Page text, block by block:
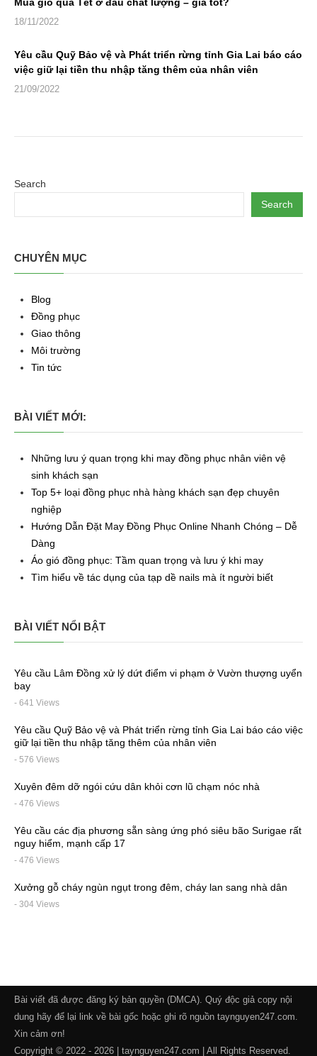
18/11/2022
Yêu cầu Quỹ Bảo vệ và Phát triển rừng tỉnh Gia Lai báo cáo
việc giữ lại tiền thu nhập tăng thêm của nhân viên
21/09/2022
Search
Search
CHUYÊN MỤC
Blog
Đồng phục
Giao thông
Môi trường
Tin tức
BÀI VIẾT MỚI:
Những lưu ý quan trọng khi may đồng phục nhân viên vệ
sinh khách sạn
Top 5+ loại đồng phục nhà hàng khách sạn đẹp chuyên
nghiệp
Hướng Dẫn Đặt May Đồng Phục Online Nhanh Chóng – Dễ
Dàng
Áo gió đồng phục: Tầm quan trọng và lưu ý khi may
Tìm hiểu về tác dụng của tạp dề nails mà ít người biết
BÀI VIẾT NỔI BẬT
Yêu cầu Lâm Đồng xử lý dứt điểm vi phạm ở Vườn thượng uyển
bay
- 641 Views
Yêu cầu Quỹ Bảo vệ và Phát triển rừng tỉnh Gia Lai báo cáo việc
giữ lại tiền thu nhập tăng thêm của nhân viên
- 576 Views
Xuyên đêm dỡ ngói cứu dân khỏi cơn lũ chạm nóc nhà
- 476 Views
Yêu cầu các địa phương sẵn sàng ứng phó siêu bão Surigae rất
nguy hiểm, mạnh cấp 17
- 476 Views
Xưởng gỗ cháy ngùn ngụt trong đêm, cháy lan sang nhà dân
- 304 Views
Bài viết đã được đăng ký bản quyền (DMCA). Quý độc giả copy nội
dung hãy để lại link về bài gốc hoặc ghi rõ nguồn taynguyen247.com.
Xin cảm ơn!
Copyright © 2022 - 2026 | taynguyen247.com | All Rights Reserved.